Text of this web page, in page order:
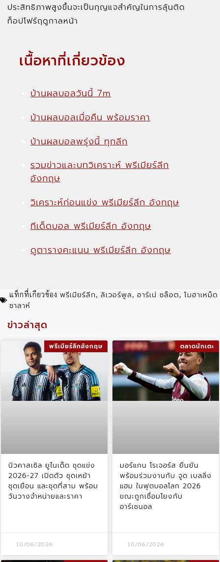
ประสิทธิภาพสูงขึ้นจะเป็นกุญแจสำคัญในการลุ้นติด
ท็อปโฟร์ฤดูกาลหน้า
เนื้อหาที่เกี่ยวข้อง
บ้านผลบอลวันนี้ 7m
บ้านผลบอลเมื่อคืน พร้อมราคา
บ้านผลบอลพรุ่งนี้ ทุกลีก
รวมข่าวและบทวิเคราะห์ พรีเมียร์ลีก
อังกฤษ
วิเคราะห์ก่อนแข่ง พรีเมียร์ลีก อังกฤษ
ทีเด็ดบอล พรีเมียร์ลีก อังกฤษ
ดูตารางคะแนน พรีเมียร์ลีก อังกฤษ
แท็กที่เกียวข้อง พรีเมียร์ลีก, ลิเวอร์พูล, อาร์เน่ ซล็อต, โมฮาเหม็ด
ซาลาห์
ข่าวล่าสุด
พรีเมียร์ลีกอังกฤษ
นิวคาสเซิล ยูไนเต็ด ชุดแข่ง
2026-27 เปิดตัว ชุดเหย้า
ชุดเยือน และชุดที่สาม พร้อม
วันวางจำหน่ายและราคา
10/06/2026
ตลาดนักเตะ
มอร์แกน โรเจอร์ส ยืนยัน
พร้อมร่วมงานกับ จูด เบลลิ่ง
แฮม ในฟุตบอลโลก 2026
ขณะถูกเชื่อมโยงกับ
อาร์เซนอล
10/06/2026